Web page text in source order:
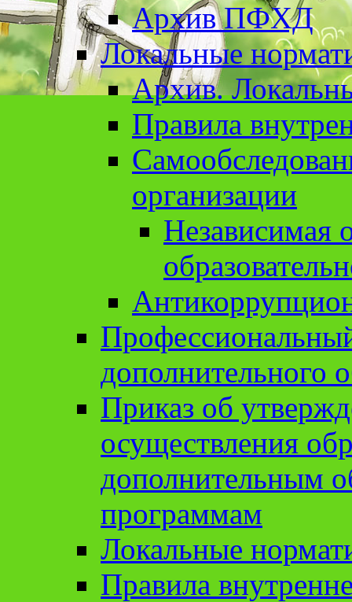
Архив ПФХД
Локальные
Архив.
Правила
организации
Независимая
дополнительного
Приказ об
осуществления
дополнительным
программам
Локальные
Правила